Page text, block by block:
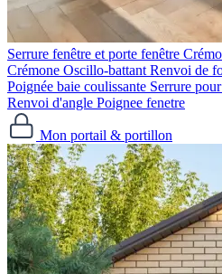
Serrure fenêtre et porte fenêtre
Crémone Oscillo-battant Renvoi de
Poignée baie coulissante Serrure
Renvoi d'angle Poignee fenetre
Mon portail & portillon